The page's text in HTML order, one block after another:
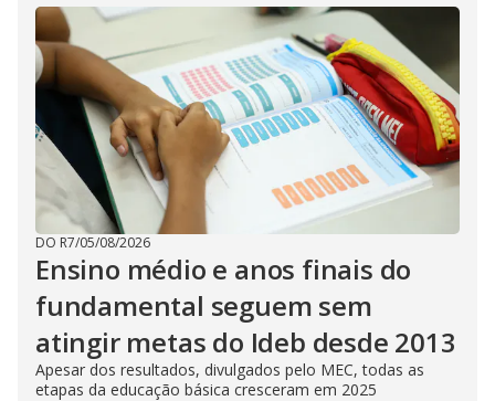
DO R7/05/08/2026
Ensino médio e anos finais do
fundamental seguem sem
atingir metas do Ideb desde 2013
Apesar dos resultados, divulgados pelo MEC, todas as
etapas da educação básica cresceram em 2025